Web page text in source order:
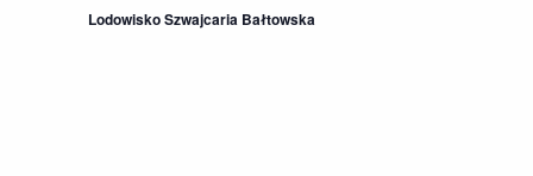
Lodowisko Szwajcaria Bałtowska